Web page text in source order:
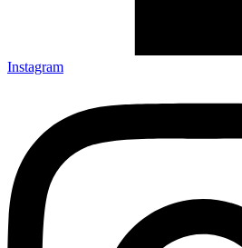
Instagram